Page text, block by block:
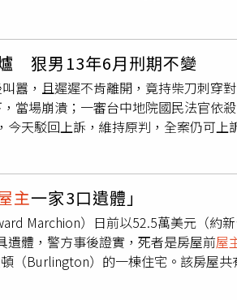
建商只能考量一致性且依公平原則，
戶被鄰棟建築遮蔽導致發電量過低，
計 12年即可收回成本，設備壽命長達
入ESG，萬一種種原因撐不到12年，
行列，還有諸多配套機制待補強。
入籠內，降低驚擾與追捕風險。農業
牠的蹤跡，切勿靠近、餵食、驅趕或
場處理，才能兼顧人身安全與動物福
三秒膠，並砸壞水閥。警方獲報後，
安全帽，以混淆警方，於23日將其通
及民眾財產安全之不法行為，絕不寬貸
狠男13年6月刑期不變
囂，且遲遲不肯離開，竟持柴刀刺穿
當場崩潰；一審台中地院國民法官依
天駁回上訴，維持原判，全案仍可上
聊天，陳男因與
素有嫌隙，酒
向陳男將人推倒後，朝左胸猛力刺下
刺的陳男強忍劇痛起身離開，沿路摀著
現有人倒在血泊中，上前查看，驚覺
告不治；案經台中地檢署檢察官檢方
攻要害，殺意明確。案經台中地院國民
13年6月徒刑；周男認為量刑過重提起
，量刑並無違法或失衡，因此駁回上
主一家3口遺體」
Marchion）日前以52.5萬美元（約
體，警方事後證實，死者是房屋前屋
（Burlington）的一棟住宅。該房屋共
且房屋建在2英畝（約0.8公頃）的土